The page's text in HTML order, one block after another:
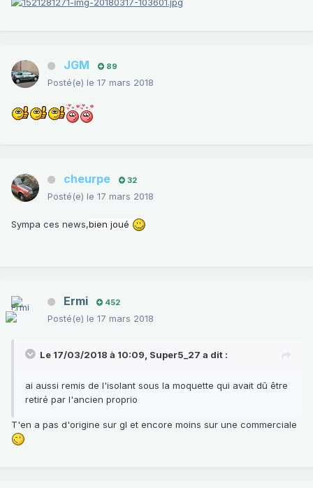
JGM 89
Posté(e) le 17 mars 2018
cheurpe 32
Posté(e) le 17 mars 2018
Sympa ces news,bien joué
Ermi 452
Posté(e) le 17 mars 2018
Le 17/03/2018 à 10:09, Super5_27 a dit :
ai aussi remis de l'isolant sous la moquette qui avait dû être
retiré par l'ancien proprio
T'en a pas d'origine sur gl et encore moins sur une commerciale